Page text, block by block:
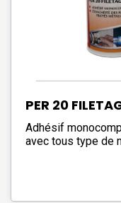
PER 20
Adhésif
avec tous type de